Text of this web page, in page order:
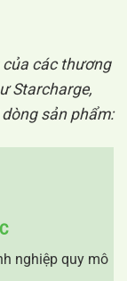
của các thương
Starcharge,
dòng sản phẩm:
nghiệp quy mô